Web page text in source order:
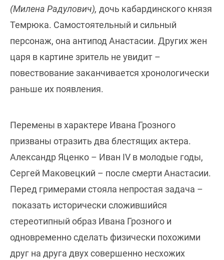
(Милена Радулович), дочь кабардинского князя
Темрюка. Самостоятельный и сильный
персонаж, она антипод Анастасии. Других жен
царя в картине зритель не увидит –
повествование заканчивается хронологически
раньше их появления.
Перемены в характере Ивана Грозного
призваны отразить два блестящих актера.
Александр Яценко – Иван IV в молодые годы,
Сергей Маковецкий – после смерти Анастасии.
Перед гримерами стояла непростая задача –
показать исторически сложившийся
стереотипный образ Ивана Грозного и
одновременно сделать физически похожими
друг на друга двух совершенно несхожих